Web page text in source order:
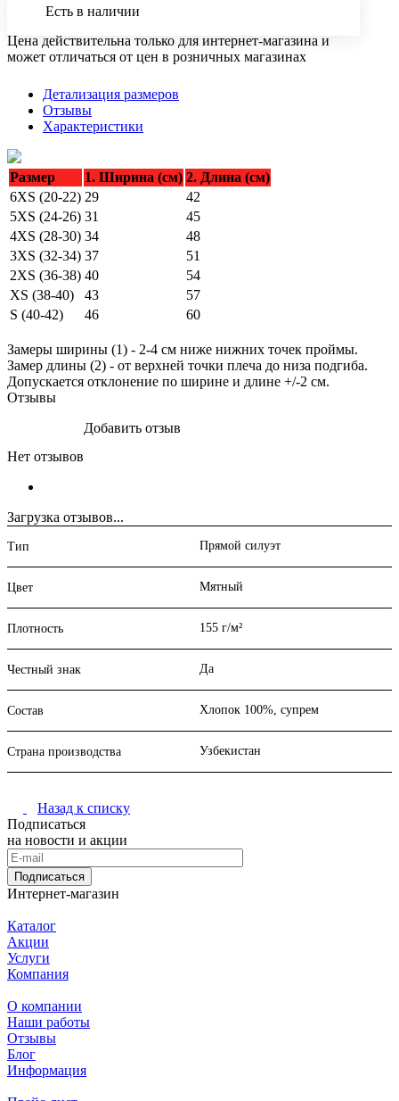
Есть в наличии
Цена действительна только для интернет-магазина и
может отличаться от цен в розничных магазинах
Детализация размеров
Отзывы
Характеристики
Размер 1. Ширина (см) 2. Длина (см)
6XS (20-22) 29
42
5XS (24-26) 31
45
4XS (28-30) 34
48
3XS (32-34) 37
51
2XS (36-38) 40
54
XS (38-40)
43
57
S (40-42)
46 60
Замеры ширины (1) - 2-4 см ниже нижних точек проймы.
Замер длины (2) - от верхней точки плеча до низа подгиба.
Допускается отклонение по ширине и длине +/-2 см.
Отзывы
Загрузка отзывов...
Нет отзывов
Добавить отзыв
Тип Прямой силуэт
Цвет Мятный
Плотность 155 г/м²
Честный знак Да
Состав Хлопок 100%, супрем
Страна производства Узбекистан
Назад к списку
Подписаться
на новости и акции
Подписаться
Интернет-магазин
Каталог
Акции
Услуги
Компания
О компании
Наши работы
Отзывы
Блог
Информация